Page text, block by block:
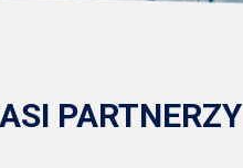
PARTNERZY